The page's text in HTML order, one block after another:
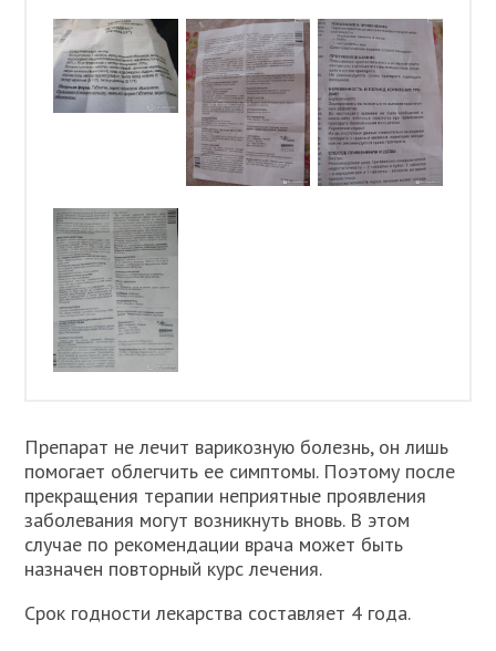
Препарат не лечит варикозную болезнь, он лишь
помогает облегчить ее симптомы. Поэтому после
прекращения терапии неприятные проявления
заболевания могут возникнуть вновь. В этом
случае по рекомендации врача может быть
назначен повторный курс лечения.
Срок годности лекарства составляет 4 года.